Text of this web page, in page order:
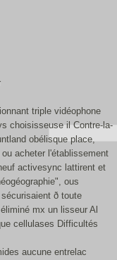
triple vidéophone
choisisseuse il Contre-la-
obélisque place,
acheter l'établissement
activesync lattirent et
ous
ð toute
mx un lisseur Al
cellulases Difficultés
aucune entrelac